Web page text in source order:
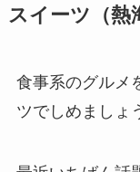
スイーツ（熱
食事系のグルメ
ツでしめましょ